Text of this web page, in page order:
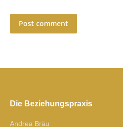
Post comment
Die Beziehungspraxis
Andrea Bräu